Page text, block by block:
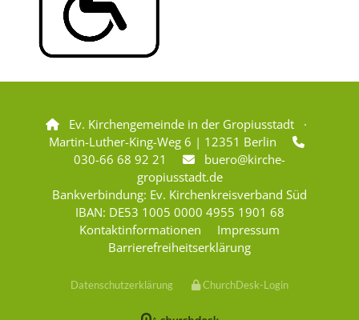

Ev. Kirchengemeinde in der Gropiusstadt ·
Martin-Luther-King-Weg 6 | 12351 Berlin

030-66 68 92 21 
buero@kirche-
gropiusstadt.de
Bankverbindung: Ev. Kirchenkreisverband Süd
IBAN: DE53 1005 0000 4955 1901 68
Kontaktinformationen
Impressum
Barrierefreiheitserklärung
Datenschutzerklärung ChurchDesk-Login